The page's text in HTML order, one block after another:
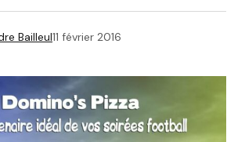
Bailleul11 février 2016